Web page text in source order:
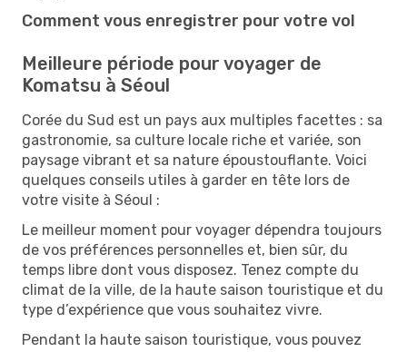
Comment vous enregistrer pour votre vol
Meilleure période pour voyager de
Komatsu à Séoul
Corée du Sud est un pays aux multiples facettes : sa
gastronomie, sa culture locale riche et variée, son
paysage vibrant et sa nature époustouflante. Voici
quelques conseils utiles à garder en tête lors de
votre visite à Séoul :
Le meilleur moment pour voyager dépendra toujours
de vos préférences personnelles et, bien sûr, du
temps libre dont vous disposez. Tenez compte du
climat de la ville, de la haute saison touristique et du
type d’expérience que vous souhaitez vivre.
Pendant la haute saison touristique, vous pouvez